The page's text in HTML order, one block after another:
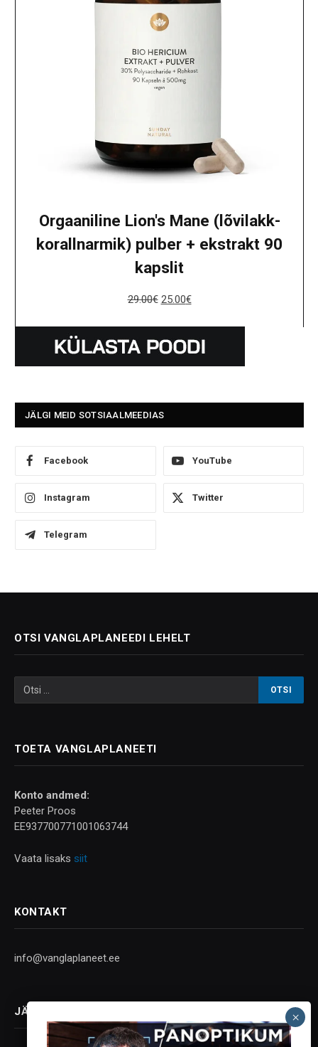
Orgaaniline Lion's Mane (lõvilakk-
korallnarmik) pulber + ekstrakt 90
kapslit
29.00€ 25.00€
JÄLGI MEID SOTSIAALMEEDIAS
Facebook YouTube
Instagram Twitter
Telegram
OTSI VANGLAPLANEEDI LEHELT
TOETA VANGLAPLANEETI
Konto andmed:
Peeter Proos
EE937700771001063744
Vaata lisaks siit
KONTAKT
info@vanglaplaneet.ee
JÄLGI SOTSIAALMEEDIAS